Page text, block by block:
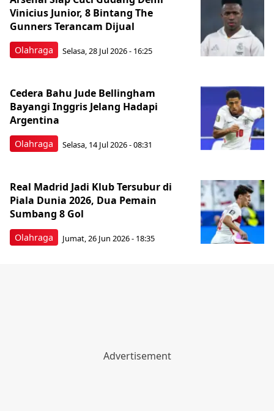
Olahraga
Vinicius Junior, 8 Bintang The
Gunners Terancam Dijual
Selasa, 28 Jul 2026 - 16:25
Olahraga
Cedera Bahu Jude Bellingham
Bayangi Inggris Jelang Hadapi
Argentina
Selasa, 14 Jul 2026 - 08:31
Olahraga
Real Madrid Jadi Klub Tersubur di
Piala Dunia 2026, Dua Pemain
Sumbang 8 Gol
Jumat, 26 Jun 2026 - 18:35